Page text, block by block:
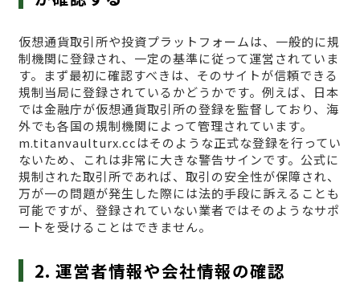
仮想通貨取引所や投資プラットフォームは、一般的に規
制機関に登録され、一定の基準に従って運営されていま
す。まず最初に確認すべきは、そのサイトが信頼できる
規制当局に登録されているかどうかです。例えば、日本
では金融庁が仮想通貨取引所の登録を監督しており、海
外でも各国の規制機関によって管理されています。
m.titanvaulturx.ccはそのような正式な登録を行ってい
ないため、これは非常に大きな警告サインです。公式に
規制された取引所であれば、取引の安全性が保障され、
万が一の問題が発生した際には法的手段に訴えることも
可能ですが、登録されていない業者ではそのようなサポ
ートを受けることはできません。
2. 運営者情報や会社情報の確認